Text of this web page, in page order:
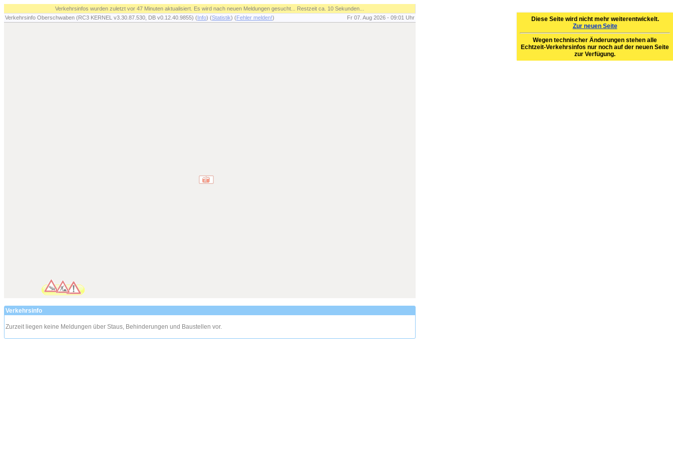
Diese Seite wird nicht mehr weiterentwickelt.
Zur neuen Seite
Wegen technischer Änderungen stehen alle
Echtzeit-Verkehrsinfos nur noch auf der neuen Seite
zur Verfügung.
Verkehrsinfos wurden zuletzt vor 47 Minuten aktualisiert. Es wird nach neuen Meldungen gesucht... Restzeit ca. 10 Sekunden...
Verkehrsinfo Oberschwaben (RC3 KERNEL v3.30.87.530, DB v0.12.40.9855) ( Info) (Statistik) (Fehler melden!) Fr 07. Aug 2026 - 09:01 Uhr
Verkehrsinfo
Zurzeit liegen keine Meldungen über Staus, Behinderungen und Baustellen vor.